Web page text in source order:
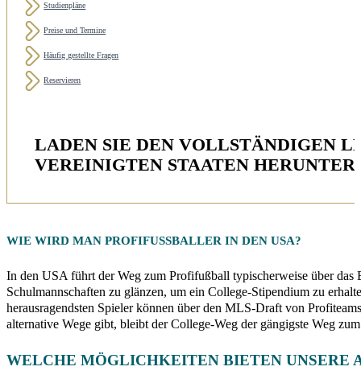
Studienpläne
Preise und Termine
Häufig gestellte Fragen
Reservieren
LADEN SIE DEN VOLLSTÄNDIGEN
EREINIGTEN STAATEN HERUNTER.
WIE WIRD MAN PROFIFUSSBALLER IN DEN USA ?
In den USA führt der Weg zum Profifußball typischerweise über das
Schulmannschaften zu glänzen, um ein College-Stipendium zu
herausragendsten Spieler können über den MLS-Draft von
alternative Wege gibt, bleibt der College-Weg der gängigste Weg
WELCHE MÖGLICHKEITEN BIETEN UNSERE